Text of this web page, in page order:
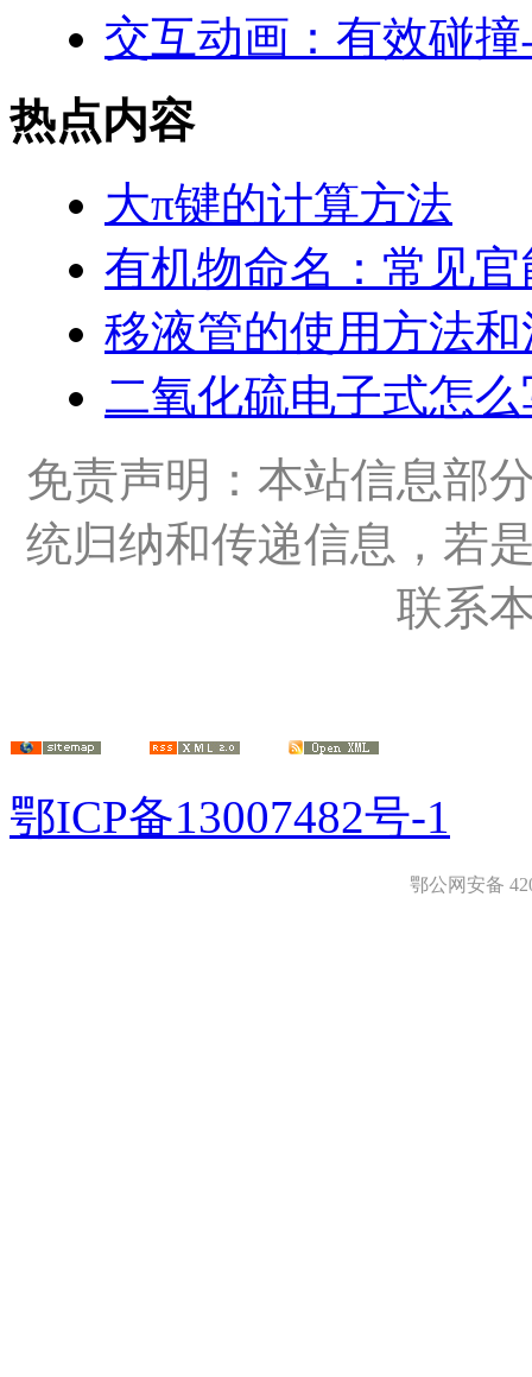
交互动画：有效碰
热点内容
大π键的计算方法
有机物命名：常见
移液管的使用方法
二氧化硫电子式怎
免责声明：本站信息部
统归纳和传递信息，若
联系
鄂ICP备13007482号-1
鄂公网安备